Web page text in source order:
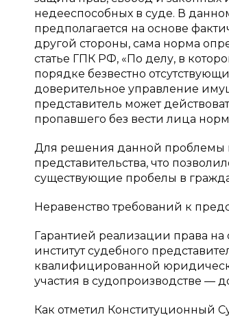
недееспособных в суде. В
предполагается на основе
другой стороны, сама норма
статье ГПК РФ, «По делу, в
порядке безвестно
доверительное управление
представитель может
пропавшего без вести лица
Для решения данной проблемы
представительства, что
существующие пробелы в
Неравенство требований к
Гарантией реализации права
институт судебного
квалифицированной
участия в судопроизводстве —
Как отметил Конституционный